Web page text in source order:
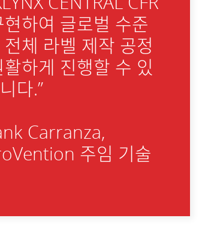
하여 글로벌 수준
체 라벨 제작 공정
하게 진행할 수 있
다.”
Carranza,
주임 기술